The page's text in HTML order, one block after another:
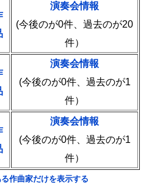
演奏会情報
(今後のが0件、過去のが20
件）
演奏会情報
(今後のが0件、過去のが1
件）
演奏会情報
(今後のが0件、過去のが1
件）
作曲家だけを表示する